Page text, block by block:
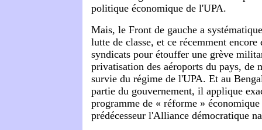
politique économique de l'UPA.
Mais, le Front de gauche a
lutte de classe, et ce récemment
syndicats pour étouffer une grève
privatisation des aéroports du pays, de
survie du régime de l'UPA. Et au
partie du gouvernement, il applique
programme de « réforme »
prédécesseur l'Alliance démocratique